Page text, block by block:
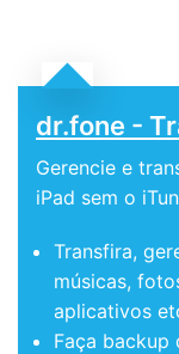
dr.fone -
Gerencie e
iPad sem o
Transfira,
músicas,
aplicativos
Faça backup